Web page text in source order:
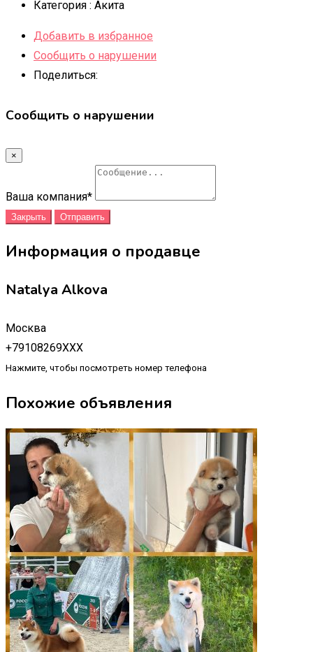
Категория : Акита
Добавить в избранное
Сообщить о нарушении
Поделиться:
Сообщить о нарушении
×
Ваша компания*
Закрыть Отправить
Информация о продавце
Natalya Alkova
Москва
+79108269XXX
Нажмите, чтобы посмотреть номер телефона
Похожие объявления